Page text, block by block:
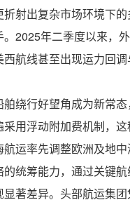
射出复杂市场环境下的
2025年二季度以来，
航线甚至出现运力回
绕行好望角成为新常
用浮动附加费机制，
运率先调整欧洲及地
统筹能力，通过关键
著差异。头部航运集